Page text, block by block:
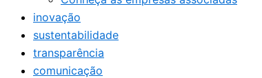
inovação
sustentabilidade
transparência
comunicação